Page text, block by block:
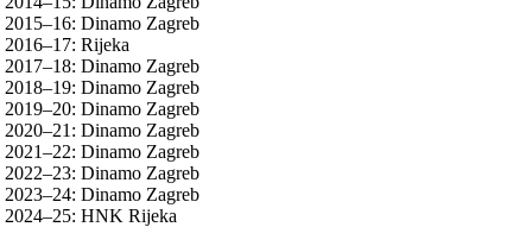
2015–16: Dinamo Zagreb
2016–17: Rijeka
2017–18: Dinamo Zagreb
2018–19: Dinamo Zagreb
2019–20: Dinamo Zagreb
2020–21: Dinamo Zagreb
2021–22: Dinamo Zagreb
2022–23: Dinamo Zagreb
2023–24: Dinamo Zagreb
2024–25: HNK Rijeka